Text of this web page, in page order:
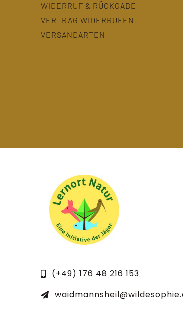
WIDERRUF & RÜCKGABE
VERTRAG WIDERRUFEN
VERSANDARTEN
(+49) 176 48 216 153